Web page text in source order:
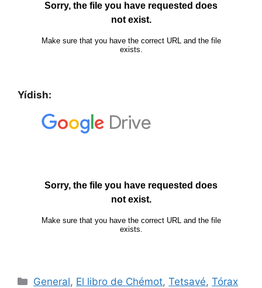
Yídish:
General, El libro de Chémot,Tetsavé,Tórax